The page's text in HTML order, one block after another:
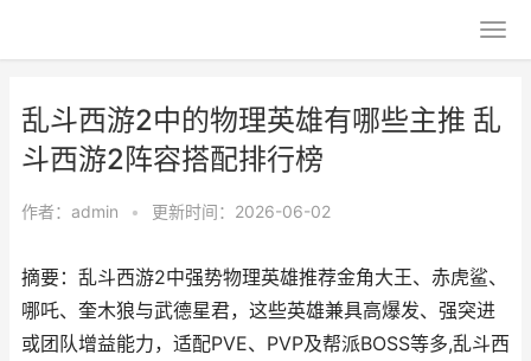
乱斗西游2中的物理英雄有哪些主推 乱
斗西游2阵容搭配排行榜
作者： admin • 更新时间：2026-06-02
摘要：乱斗西游2中强势物理英雄推荐金角大王、赤虎鲨、
哪吒、奎木狼与武德星君，这些英雄兼具高爆发、强突进
或团队增益能力，适配PVE、PVP及帮派BOSS等多,乱斗西